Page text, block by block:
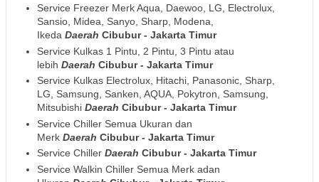
Service Freezer Merk Aqua, Daewoo, LG, Electrolux,
Sansio, Midea, Sanyo, Sharp, Modena,
Ikeda Daerah Cibubur - Jakarta Timur
Service Kulkas 1 Pintu, 2 Pintu, 3 Pintu atau
lebih Daerah Cibubur - Jakarta Timur
Service Kulkas Electrolux, Hitachi, Panasonic, Sharp,
LG, Samsung, Sanken, AQUA, Pokytron, Samsung,
Mitsubishi Daerah Cibubur - Jakarta Timur
Service Chiller Semua Ukuran dan
Merk Daerah Cibubur - Jakarta Timur
Service Chiller Daerah Cibubur - Jakarta Timur
Service Walkin Chiller Semua Merk adan